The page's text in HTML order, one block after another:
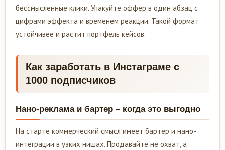
бессмысленные клики. Упакуйте оффер в один абзац с
цифрами эффекта и временем реакции. Такой формат
устойчивее и растит портфель кейсов.
Как заработать в Инстаграме с
1000 подписчиков
Нано-реклама и бартер – когда это выгодно
На старте коммерческий смысл имеет бартер и нано-
интеграции в узких нишах. Продавайте не охват, а